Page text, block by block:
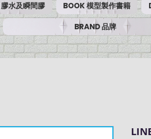
水及瞬間膠 BOOK 模型製作書籍
BRAND 品牌